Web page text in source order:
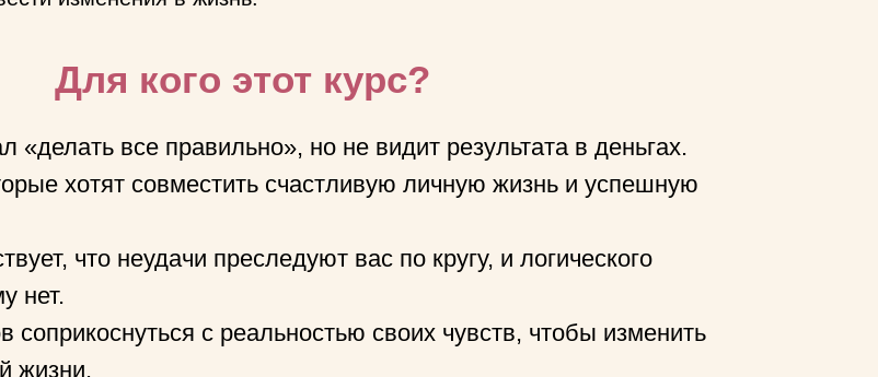
«делать все правильно», но не видит результата в деньгах.
хотят совместить счастливую личную жизнь и успешную
что неудачи преследуют вас по кругу, и логического
нет.
соприкоснуться с реальностью своих чувств, чтобы изменить
жизни.
Для кого этот курс?